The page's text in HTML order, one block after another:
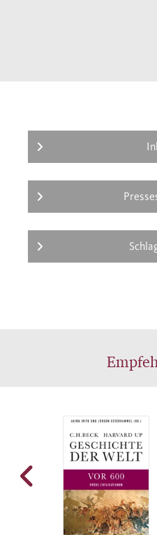
kenntnisreich,
auch mit einem